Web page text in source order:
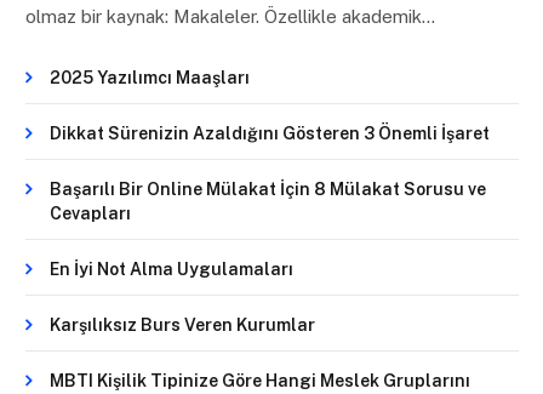
olmaz bir kaynak: Makaleler. Özellikle akademik…
2025 Yazılımcı Maaşları
Dikkat Sürenizin Azaldığını Gösteren 3 Önemli İşaret
Başarılı Bir Online Mülakat İçin 8 Mülakat Sorusu ve
Cevapları
En İyi Not Alma Uygulamaları
Karşılıksız Burs Veren Kurumlar
MBTI Kişilik Tipinize Göre Hangi Meslek Gruplarını